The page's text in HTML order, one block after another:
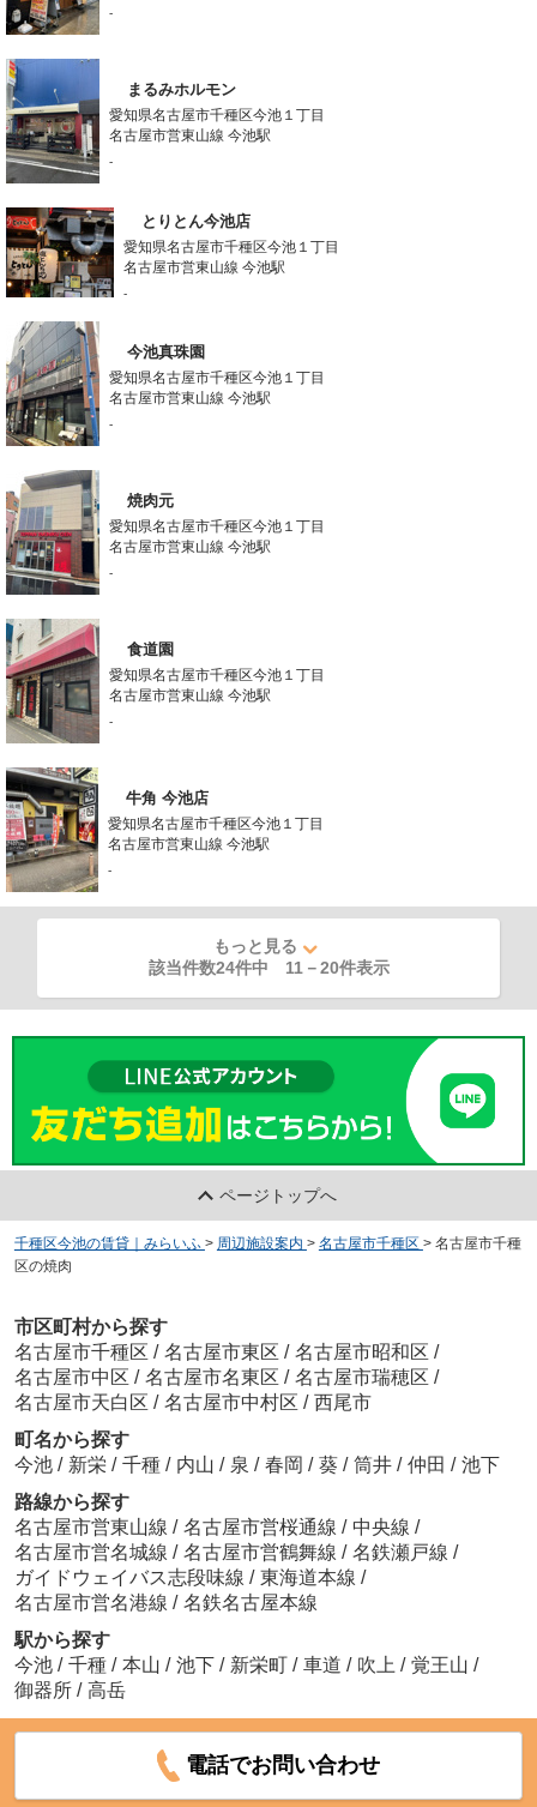
-
まるみホルモン
愛知県名古屋市千種区今池１丁目
名古屋市営東山線 今池駅
-
とりとん今池店
愛知県名古屋市千種区今池１丁目
名古屋市営東山線 今池駅
-
今池真珠園
愛知県名古屋市千種区今池１丁目
名古屋市営東山線 今池駅
-
焼肉元
愛知県名古屋市千種区今池１丁目
名古屋市営東山線 今池駅
-
食道園
愛知県名古屋市千種区今池１丁目
名古屋市営東山線 今池駅
-
牛角 今池店
愛知県名古屋市千種区今池１丁目
名古屋市営東山線 今池駅
-
もっと見る
該当件数24件中 11 －20件表示
ページトップへ
千種区今池の賃貸｜みらいふ > 周辺施設案内 > 名古屋市千種区 > 名古屋市千種
区の焼肉
市区町村から探す
名古屋市千種区 / 名古屋市東区 / 名古屋市昭和区 /
名古屋市中区 / 名古屋市名東区 / 名古屋市瑞穂区 /
名古屋市天白区 / 名古屋市中村区 / 西尾市
町名から探す
今池 / 新栄 / 千種 / 内山 / 泉 / 春岡 / 葵 / 筒井 / 仲田 / 池下
路線から探す
名古屋市営東山線 / 名古屋市営桜通線 / 中央線 /
名古屋市営名城線 / 名古屋市営鶴舞線 / 名鉄瀬戸線 /
ガイドウェイバス志段味線 / 東海道本線 /
名古屋市営名港線 / 名鉄名古屋本線
駅から探す
今池 / 千種 / 本山 / 池下 / 新栄町 / 車道 / 吹上 / 覚王山 /
御器所 / 高岳
電話でお問い合わせ